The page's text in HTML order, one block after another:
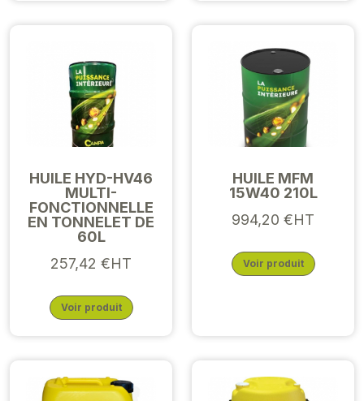
HUILE HYD-HV46
MULTI-
FONCTIONNELLE
EN TONNELET DE
60L
257,42 €HT
Voir produit
HUILE MFM
15W40 210L
994,20 €HT
Voir produit